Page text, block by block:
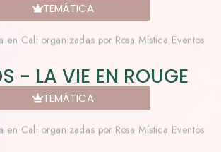
TEMÁTICA
- LA VIE EN ROUGE
TEMÁTICA